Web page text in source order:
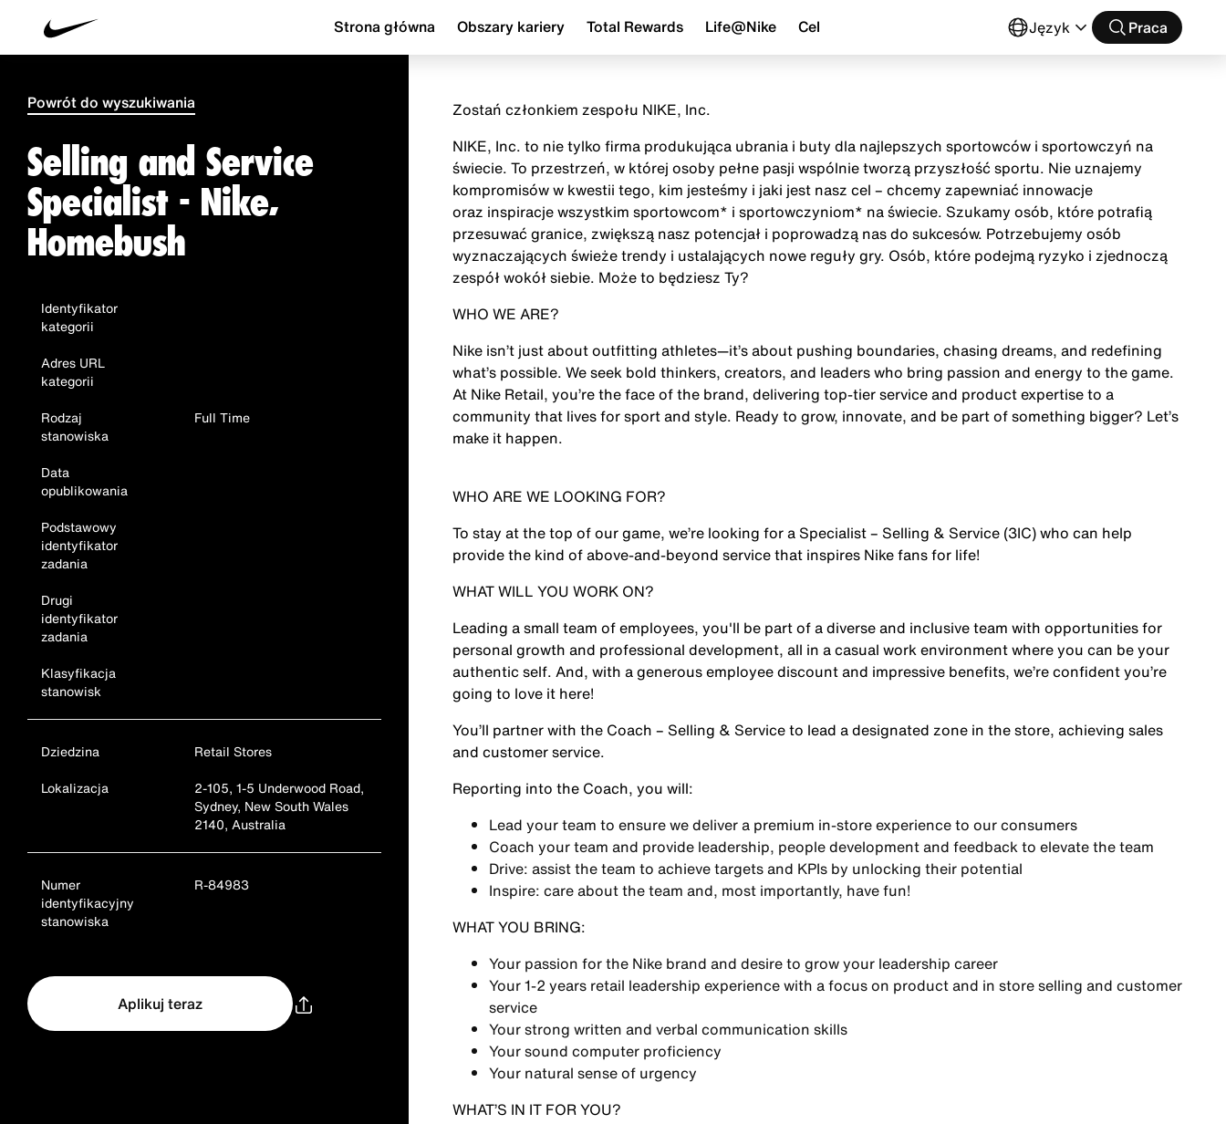
Strona główna Obszary kariery Total Rewards Life@Nike Cel Język Praca
Powrót do wyszukiwania
Selling and Service
Specialist - Nike,
Homebush
Identyfikator
kategorii
Adres URL
kategorii
Rodzaj
stanowiska
Full Time
Data
opublikowania
Podstawowy
identyfikator
zadania
Drugi
identyfikator
zadania
Klasyfikacja
stanowisk
Dziedzina
Retail Stores
Lokalizacja
2-105, 1-5 Underwood Road,
Sydney, New South Wales
2140, Australia
Numer
identyfikacyjny
stanowiska
R-84983
Aplikuj teraz
Zostań członkiem zespołu NIKE, Inc.
NIKE, Inc. to nie tylko firma produkująca ubrania i buty dla najlepszych sportowców i sportowczyń na
świecie. To przestrzeń, w której osoby pełne pasji wspólnie tworzą przyszłość sportu. Nie uznajemy
kompromisów w kwestii tego, kim jesteśmy i jaki jest nasz cel – chcemy zapewniać innowacje
oraz inspiracje wszystkim sportowcom* i sportowczyniom* na świecie. Szukamy osób, które potrafią
przesuwać granice, zwiększą nasz potencjał i poprowadzą nas do sukcesów. Potrzebujemy osób
wyznaczających świeże trendy i ustalających nowe reguły gry. Osób, które podejmą ryzyko i zjednoczą
zespół wokół siebie. Może to będziesz Ty?
WHO WE ARE?
Nike isn’t just about outfitting athletes—it’s about pushing boundaries, chasing dreams, and redefining
what’s possible. We seek bold thinkers, creators, and leaders who bring passion and energy to the game.
At Nike Retail, you’re the face of the brand, delivering top-tier service and product expertise to a
community that lives for sport and style. Ready to grow, innovate, and be part of something bigger? Let’s
make it happen.
WHO ARE WE LOOKING FOR?
To stay at the top of our game, we’re looking for aSpecialist – Selling & Service (3IC)who can help
provide the kind of above-and-beyond service that inspires Nike fans for life!
WHAT WILL YOU WORK ON?
Leading a small team of employees, you'll be part of a diverse and inclusive team with opportunities for
personal growth and professional development, all in a casual work environment where you can be your
authentic self. And, with a generous employee discount and impressive benefits, we’re confident you’re
going to love it here!
You’ll partner with the Coach – Selling & Service to lead a designated zone in the store, achieving sales
and customer service.
Reporting into the Coach, you will:
Lead your team to ensure we deliver a premium in-store experience to our consumers
Coach your team and provide leadership, people development and feedback to elevate the team
Drive: assist the team to achieve targets and KPIs by unlocking their potential
Inspire: care about the team and, most importantly, have fun!
WHAT YOU BRING:
Your passion for the Nike brand and desire to grow your leadership career
Your 1-2 years retail leadership experience with a focus on product and in store selling and customer
service
Your strong written and verbal communication skills
Your sound computer proficiency
Your natural sense of urgency
WHAT’S IN IT FOR YOU?